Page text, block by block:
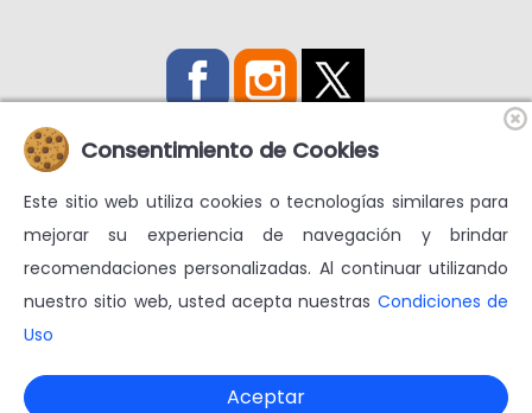
Utilizamos Cookies propias y de terceros para mejorar nuestros
servicios y mostrarte publicidad relacionada con tus
preferencias.
Más información enCondiciones de uso
reservados. RIF J-30713331-7 $geoip $CodigoPagina
Consentimiento de Cookies
Este sitio web utiliza cookies o tecnologías similares para
mejorar su experiencia de navegación y brindar
recomendaciones personalizadas. Al continuar utilizando
nuestro sitio web, usted acepta nuestras Condiciones de
Uso
Aceptar